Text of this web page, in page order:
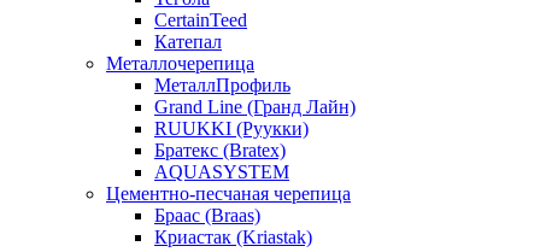
CertainTeed
Катепал
Металлочерепица
МеталлПрофиль
Grand Line (Гранд Лайн)
RUUKKI (Руукки)
Братекс (Bratex)
AQUASYSTEM
Цементно-песчаная черепица
Браас (Braas)
Криастак (Kriastak)